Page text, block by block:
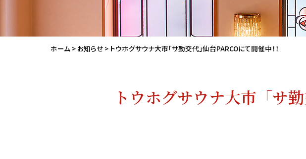
ホーム > お知らせ > トウホグサウナ大市「サ勤交代」仙台PARCOにて開催中！！
トウホグサウナ大市「サ